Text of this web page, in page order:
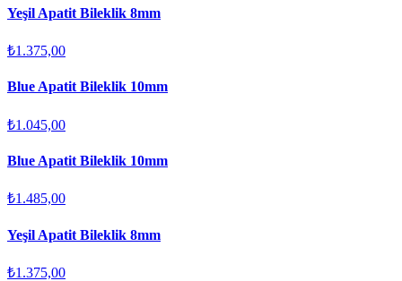
Yeşil Apatit Bileklik 8mm
₺1.375,00
Blue Apatit Bileklik 10mm
₺1.045,00
Blue Apatit Bileklik 10mm
₺1.485,00
Yeşil Apatit Bileklik 8mm
₺1.375,00